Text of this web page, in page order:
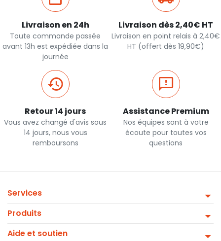
Livraison en 24h
Toute commande passée
avant 13h est expédiée dans la
journée
Livraison dès 2,40€ HT
Livraison en point relais à 2,40€
HT (offert dès 19,90€)
Retour 14 jours
Vous avez changé d'avis sous
14 jours, nous vous
remboursons
Assistance Premium
Nos équipes sont à votre
écoute pour toutes vos
questions
Services
Produits
Aide et soutien